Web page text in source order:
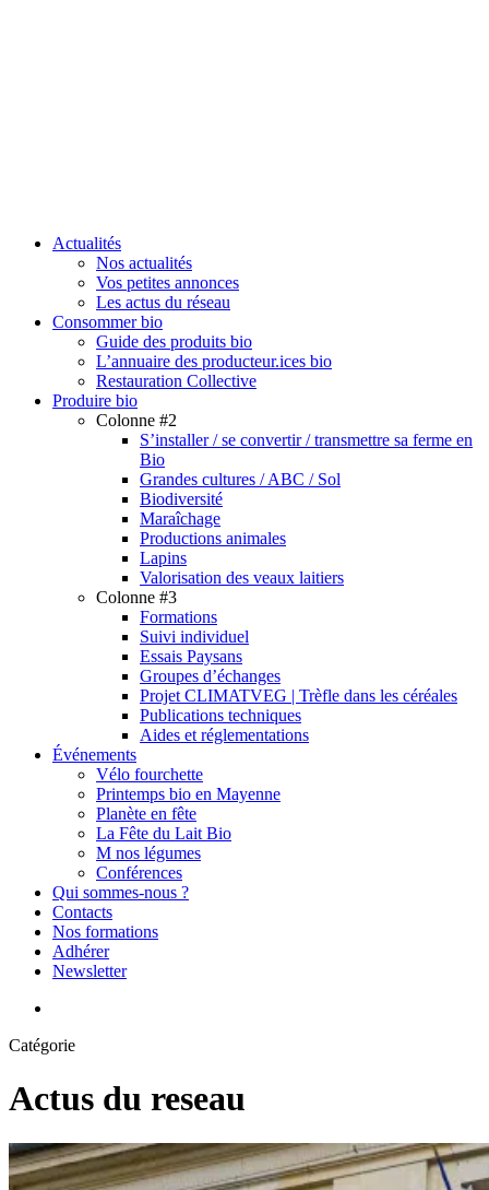
search
Menu
Actualités
Nos actualités
Vos petites annonces
Les actus du réseau
Consommer bio
Guide des produits bio
L’annuaire des producteur.ices bio
Restauration Collective
Produire bio
Colonne #2
S’installer / se convertir / transmettre sa ferme en
Bio
Grandes cultures / ABC / Sol
Biodiversité
Maraîchage
Productions animales
Lapins
Valorisation des veaux laitiers
Colonne #3
Formations
Suivi individuel
Essais Paysans
Groupes d’échanges
Projet CLIMATVEG | Trèfle dans les céréales
Publications techniques
Aides et réglementations
Événements
Vélo fourchette
Printemps bio en Mayenne
Planète en fête
La Fête du Lait Bio
M nos légumes
Conférences
Qui sommes-nous ?
Contacts
Nos formations
Adhérer
Newsletter
Catégorie
Actus du reseau
Municipales
2026